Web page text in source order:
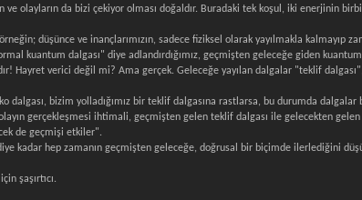
olayların da bizi çekiyor olması doğaldır. Buradaki tek koşul, iki enerjinin
düşünce ve inançlarımızın, sadece fiziksel olarak yayılmakla kalmayıp
kuantum dalgası" diye adlandırdığımız, geçmişten geleceğe giden
Hayret verici değil mi? Ama gerçek. Geleceğe yayılan dalgalar "teklif
dalgası, bizim yolladığımız bir teklif dalgasına rastlarsa, bu durumda
gerçekleşmesi ihtimali, geçmişten gelen teklif dalgası ile gelecekten gelen
de geçmişi etkiler".
kadar hep zamanın geçmişten geleceğe, doğrusal bir biçimde ilerlediğini
şaşırtıcı.